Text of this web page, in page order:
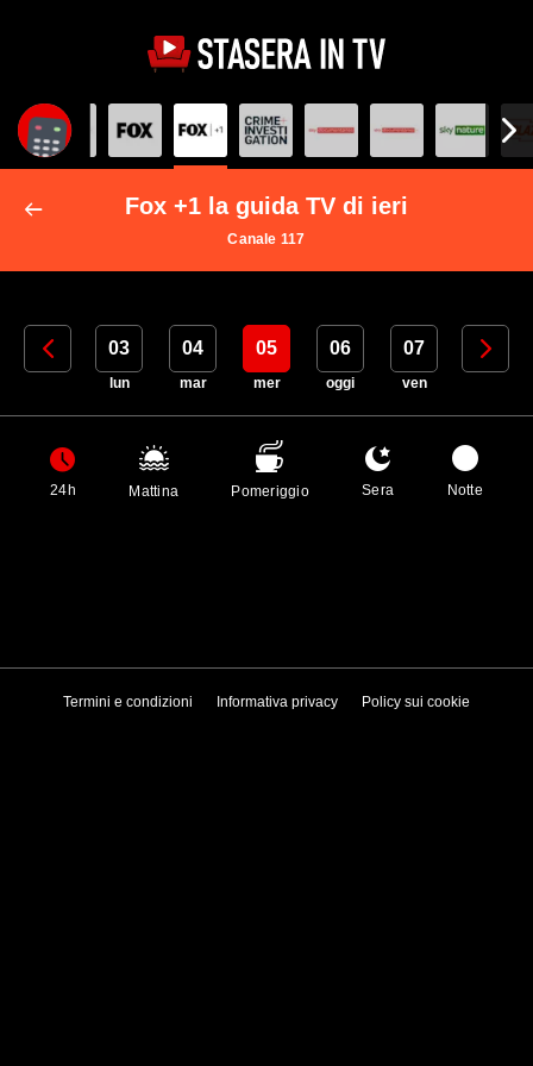
Fox +1 la guida TV di ieri
Canale 117
02 03
lun
04
mar
05
mer
06
oggi
07
ven
08
24h Mattina Pomeriggio Sera Notte
Termini e condizioni Informativa privacy Policy sui cookie